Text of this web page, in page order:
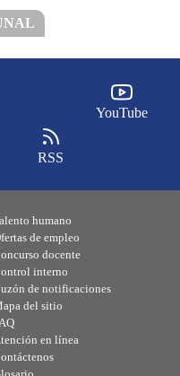
YouTube
RSS
humano
de empleo
docente
interno
de notificaciones
del sitio
en línea